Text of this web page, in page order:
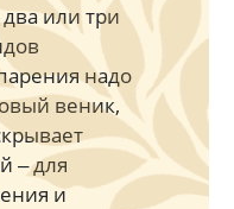
или три
надо
веник,
‒ для
и